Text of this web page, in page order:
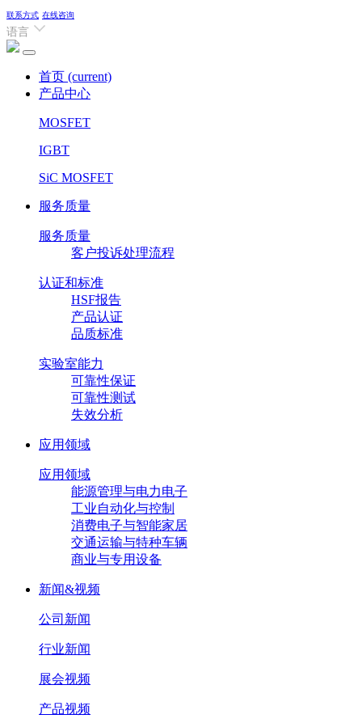
联系方式 在线咨询
语言
首页 (current)
产品中心
MOSFET
IGBT
SiC MOSFET
服务质量
服务质量
客户投诉处理流程
认证和标准
HSF报告
产品认证
品质标准
实验室能力
可靠性保证
可靠性测试
失效分析
应用领域
应用领域
能源管理与电力电子
工业自动化与控制
消费电子与智能家居
交通运输与特种车辆
商业与专用设备
新闻&视频
公司新闻
行业新闻
展会视频
产品视频